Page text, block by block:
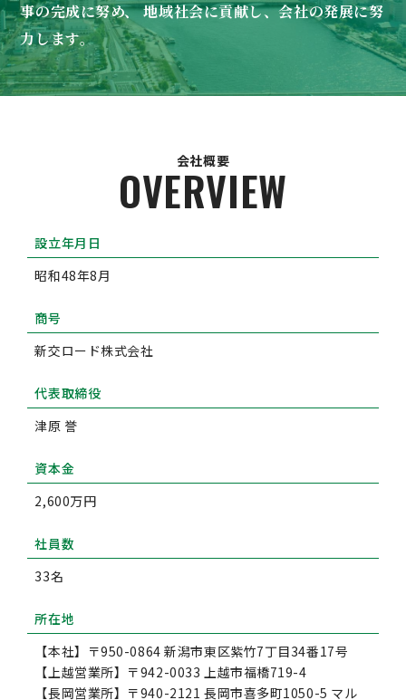
事の完成に努め、地域社会に貢献し、会社の発展に努
力します。
会社概要
OVERVIEW
設立年月日
昭和48年8月
商号
新交ロード株式会社
代表取締役
津原 誉
資本金
2,600万円
社員数
33名
所在地
【本社】〒950-0864 新潟市東区紫竹7丁目34番17号
【上越営業所】〒942-0033 上越市福橋719-4
【長岡営業所】〒940-2121 長岡市喜多町1050-5 マル